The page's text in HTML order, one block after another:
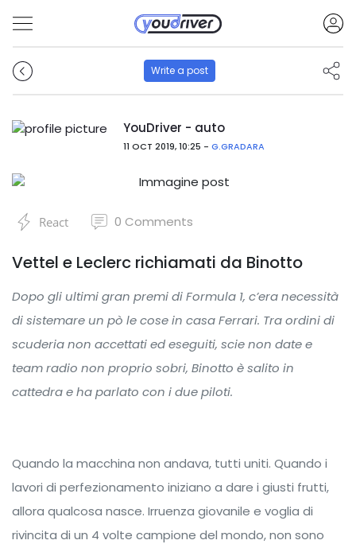
Write a post
YouDriver - auto
11 OCT 2019, 10:25 - G.GRADARA
React 0 Comments
Vettel e Leclerc richiamati da Binotto
Dopo gli ultimi gran premi di Formula 1, c’era necessità
di sistemare un pò le cose in casa Ferrari. Tra ordini di
scuderia non accettati ed eseguiti, scie non date e
team radio non proprio sobri, Binotto è salito in
cattedra e ha parlato con i due piloti.
Quando la macchina non andava, tutti uniti. Quando i
lavori di perfezionamento iniziano a dare i giusti frutti,
allora qualcosa nasce. Irruenza giovanile e voglia di
rivincita di un 4 volte campione del mondo, non sono